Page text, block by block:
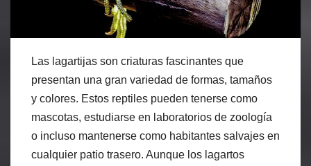
Las lagartijas son criaturas fascinantes que
presentan una gran variedad de formas, tamaños
y colores. Estos reptiles pueden tenerse como
mascotas, estudiarse en laboratorios de zoología
o incluso mantenerse como habitantes salvajes en
cualquier patio trasero. Aunque los lagartos